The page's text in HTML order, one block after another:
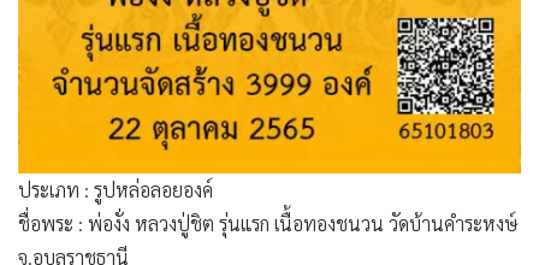
ประเภท : รูปหล่อลอยองค์
ชื่อพระ : พ่องั่ง หลวงปู่ชิต รุ่นแรก เนื้อทองชนวน วัดบ้านคำระหงษ์
จ.อุบลราชธานี